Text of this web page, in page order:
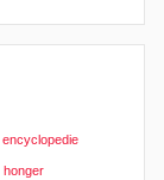
encyclopedie
honger